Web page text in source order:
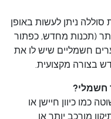
ניתן לעשות באופן
(תכנות מחדש, כפתור
חשמליים שיש לו את
בצורה מקצועית.
חשמלי?
כמו כיוון חיישן או
מורכב יותר או